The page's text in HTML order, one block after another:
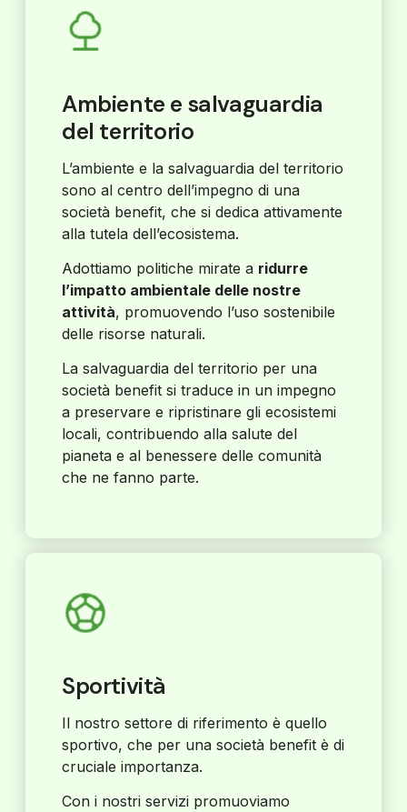
Ambiente e salvaguardia
del territorio
L’ambiente e la salvaguardia del territorio
sono al centro dell’impegno di una
società benefit, che si dedica attivamente
alla tutela dell’ecosistema.
Adottiamo politiche mirate a ridurre
l’impatto ambientale delle nostre
attività, promuovendo l’uso sostenibile
delle risorse naturali.
La salvaguardia del territorio per una
società benefit si traduce in un impegno
a preservare e ripristinare gli ecosistemi
locali, contribuendo alla salute del
pianeta e al benessere delle comunità
che ne fanno parte.
Sportività
Il nostro settore di riferimento è quello
sportivo, che per una società benefit è di
cruciale importanza.
Con i nostri servizi promuoviamo